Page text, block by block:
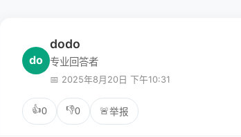
do
dodo
专业回答者
📅 2025年8月20日 下午10:31
👍0 👎0 🚨举报